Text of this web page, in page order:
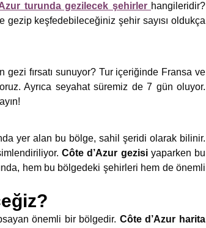
turunda gezilecek şehirler hangileridir?
gezip keşfedebileceğiniz şehir sayısı oldukça
gezi fırsatı sunuyor? Tur içeriğinde Fransa ve
Ayrıca seyahat süremiz de 7 gün oluyor.
yer alan bu bölge, sahil şeridi olarak bilinir.
Côte d’Azur gezisi yaparken bu
hem bu bölgedeki şehirleri hem de önemli
önemli bir bölgedir. Côte d’Azur harita